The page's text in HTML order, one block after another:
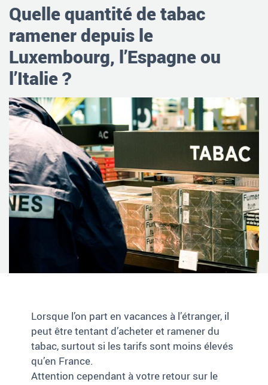
Quelle quantité de tabac
ramener depuis le
Luxembourg, l’Espagne ou
l’Italie ?
Lorsque l’on part en vacances à l’étranger, il
peut être tentant d’acheter et ramener du
tabac, surtout si les tarifs sont moins élevés
qu’en France.
Attention cependant à votre retour sur le